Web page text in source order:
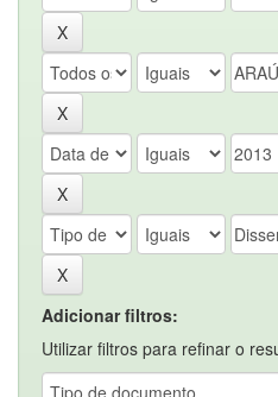
Adicionar filtros:
Utilizar filtros para refinar o